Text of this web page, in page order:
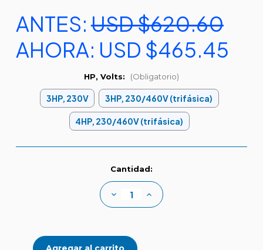
ANTES:USD $620.60
AHORA: USD $465.45
HP, Volts: (Obligatorio)
3HP, 230V 3HP, 230/460V (trifásica)
4HP, 230/460V (trifásica)
Cantidad:
Disminuir
cantidad
serie
SUPRA
Aumentar
cantidad